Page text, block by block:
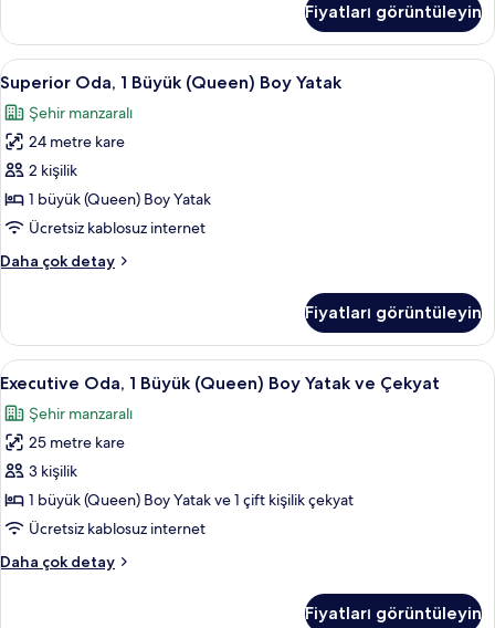
fotoğrafları
görün
Oda,
Tek
Kişilik
Yatak,
Engellilere
Uygun
hakkında
daha
fazla
detay
Fiyatları görüntüleyin
Superior
Oda,
1
Büyük
(Queen)
Boy
Yatak
tüm
Odada kasa, masa, dizüstü bilgisayar
8
Superior Oda, 1 Büyük (Queen) Boy Yatak
Şehir manzaralı
24 metre kare
2 kişilik
1 büyük (Queen) Boy Yatak
Ücretsiz kablosuz internet
Daha çok detay
Superior
(Queen)
Boy
Yatak
daha
fazla
detay
Fiyatları görüntüleyin
Executive
Oda,
1
Büyük
(Queen)
Boy
Yatak
Çekyat
Odada kasa, masa, dizüstü bilgisayar
8
Executive Oda, 1 Büyük (Queen) Boy Yatak ve Çekyat
Şehir manzaralı
25 metre kare
3 kişilik
1 büyük (Queen) Boy Yatak ve 1 çift kişilik çekyat
Ücretsiz kablosuz internet
Daha çok detay
Executive
Fiyatları görüntüleyin